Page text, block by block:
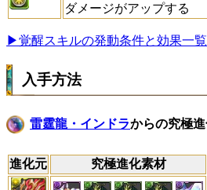
ダメージがアップする
▶覚醒スキルの発動条件と効果一
入手方法
雷霆龍・インドラからの究極
進化元 究極進化素材